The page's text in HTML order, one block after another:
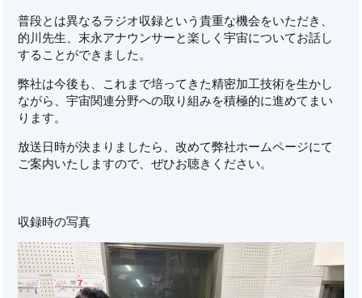
普段とは異なるラジオ収録という貴重な機会をいただき、
的川先生、末永アナウンサーと楽しく宇宙についてお話し
することができました。
弊社は今後も、これまで培ってきた精密加工技術を生かし
ながら、宇宙関連分野への取り組みを積極的に進めてまい
ります。
放送日時が決まりましたら、改めて弊社ホームページにて
ご案内いたしますので、ぜひお聴きください。
収録時の写真